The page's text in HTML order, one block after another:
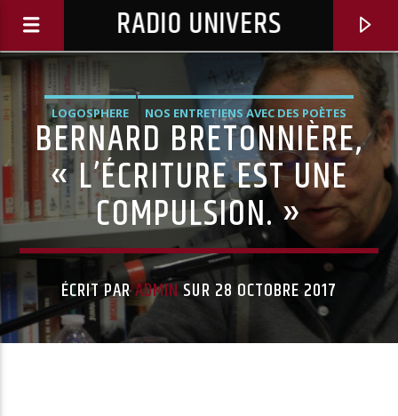
RADIO UNIVERS
Titre diffusé :
LOGOSPHERE
NOS ENTRETIENS AVEC DES POÈTES
PODCASTS ET CONFÉRENCES
BERNARD BRETONNIÈRE,
« L’ÉCRITURE EST UNE
COMPULSION. »
ÉCRIT PARADMINSUR 28 OCTOBRE 2017